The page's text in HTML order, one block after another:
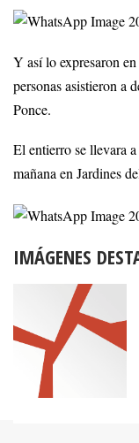
Y así lo expresaron
personas asistieron a
Ponce.
El entierro se llevara
mañana en Jardines
IMÁGENES